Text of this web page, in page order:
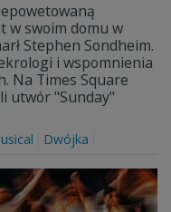
w swoim domu w
Stephen Sondheim.
i wspomnienia
Na Times Square
utwór "Sunday"
Dwójka